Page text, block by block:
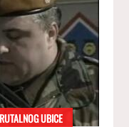
UBICE